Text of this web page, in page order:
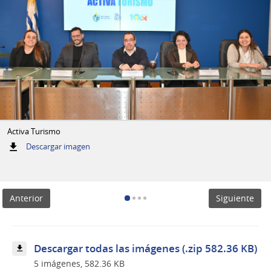
Activa Turismo
Descargar imagen:
Anterior Siguiente
Descargar todas las imágenes (.zip 582.36 KB)
5 imágenes, 582.36 KB